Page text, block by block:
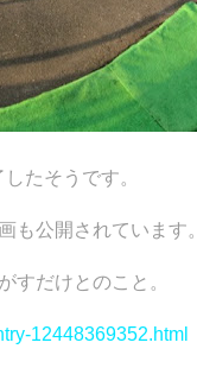
たそうです。
も公開されています
すだけとのこと。
12448369352.html